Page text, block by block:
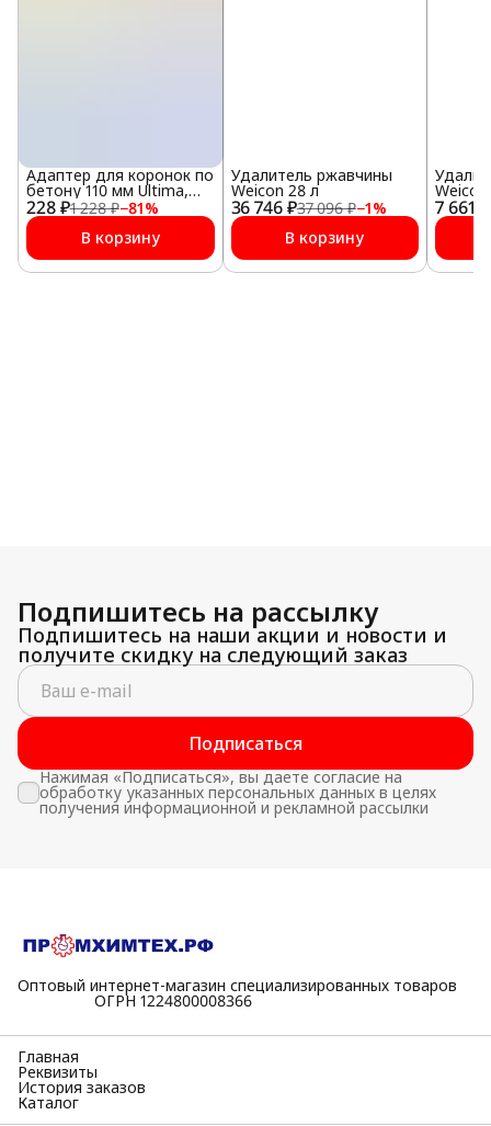
228 ₽1 228 ₽−81%
Адаптер для коронок по
бетону 110 мм Ultima,
SDS plus
В корзину
36 746 ₽37 096 ₽−1%
Удалитель ржавчины
Weicon 28 л
В корзину
7 661 ₽
Подпишитесь на рассылку
Подпишитесь на наши акции и новости и
получите скидку на следующий заказ
Подписаться
Нажимая «Подписаться», вы даете согласие на
обработку указанных персональных данных в целях
получения информационной и рекламной рассылки
Оптовый интернет-магазин специализированных товаров
⠀⠀⠀⠀⠀⠀⠀ОГРН 1224800008366
Главная
Реквизиты
История заказов
Каталог